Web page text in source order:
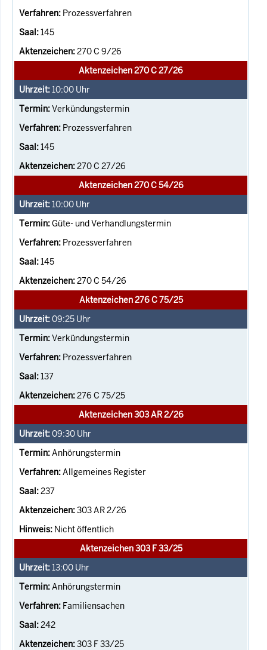
Prozessverfahren
145
270 C 9/26
Aktenzeichen 270 C 27/26
10:00 Uhr
Verkündungstermin
Prozessverfahren
145
270 C 27/26
Aktenzeichen 270 C 54/26
10:00 Uhr
Güte- und Verhandlungstermin
Prozessverfahren
145
270 C 54/26
Aktenzeichen 276 C 75/25
09:25 Uhr
Verkündungstermin
Prozessverfahren
137
276 C 75/25
Aktenzeichen 303 AR 2/26
09:30 Uhr
Anhörungstermin
Allgemeines Register
237
303 AR 2/26
Nicht öffentlich
Aktenzeichen 303 F 33/25
13:00 Uhr
Anhörungstermin
Familiensachen
242
303 F 33/25